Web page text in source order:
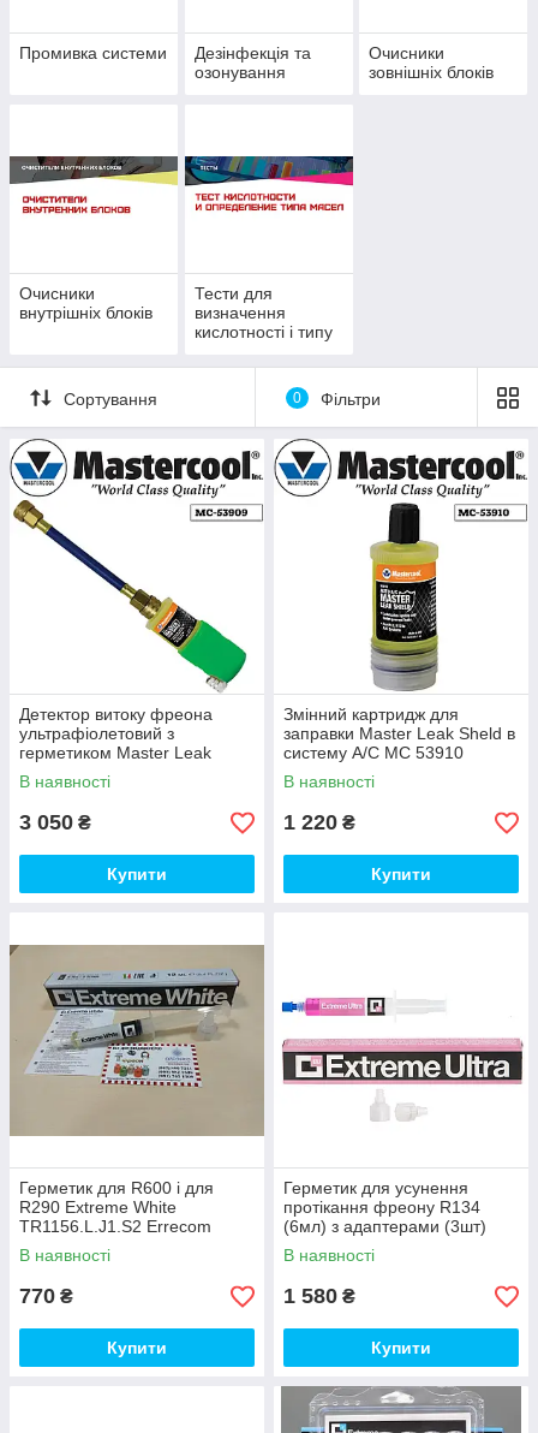
Промивка системи
Дезінфекція та
озонування
Очисники
зовнішніх блоків
Очисники
внутрішніх блоків
Тести для
визначення
кислотності і типу
Сортування 0 Фільтри
Детектор витоку фреона
ультрафіолетовий з
герметиком Master Leak
Sheld у системі A/C МС
53909 Mastercool
В наявності
3 050 ₴
Купити
Змінний картридж для
заправки Master Leak Sheld в
систему A/C MC 53910
Mastercool
В наявності
1 220 ₴
Купити
Герметик для R600 і для
R290 Extreme White
TR1156.L.J1.S2 Errecom
В наявності
770 ₴
Купити
Герметик для усунення
протікання фреону R134
(6мл) з адаптерами (3шт)
Extreme Ultra
TR1163.AL.M2.S2 Errecom
В наявності
1 580 ₴
Купити